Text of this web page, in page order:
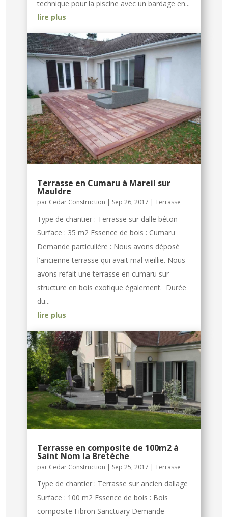
technique pour la piscine avec un bardage en...
lire plus
Terrasse en Cumaru à Mareil sur
Mauldre
par Cedar Construction | Sep 26, 2017 | Terrasse
Type de chantier : Terrasse sur dalle béton
Surface : 35 m2 Essence de bois : Cumaru
Demande particulière : Nous avons déposé
l'ancienne terrasse qui avait mal vieillie. Nous
avons refait une terrasse en cumaru sur
structure en bois exotique également. Durée
du...
lire plus
Terrasse en composite de 100m2 à
Saint Nom la Bretèche
par Cedar Construction | Sep 25, 2017 | Terrasse
Type de chantier : Terrasse sur ancien dallage
Surface : 100 m2 Essence de bois : Bois
composite Fibron Sanctuary Demande